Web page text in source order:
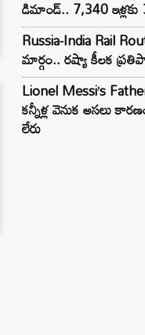
డిమాండ్.. 7,340 ఇళ్లకు
Russia-India Rail
మార్గం.. రష్యా కీలక
Lionel Messi’s
కన్నీళ్ల వెనుక అసలు
లేరు